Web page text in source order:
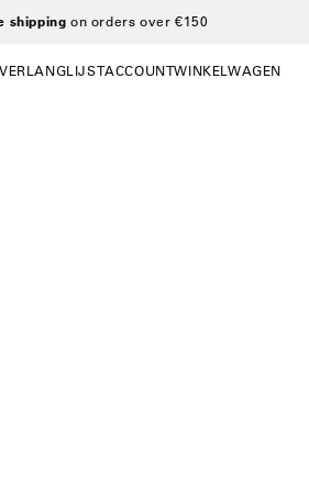
VERLANGLIJSTMIJN
ACCOUNTWINKELWAGEN
WINKELWAGEN